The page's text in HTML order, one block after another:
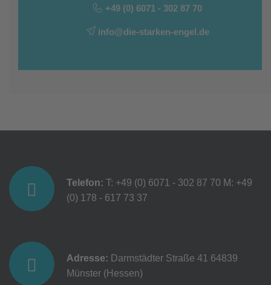
+49 (0) 6071 - 302 87 70
info@die-starken-engel.de
Telefon: T: +49 (0) 6071 - 302 87 70 M: +49
(0) 178 - 617 73 37
Adresse: Darmstädter Straße 41 64839
Münster (Hessen)